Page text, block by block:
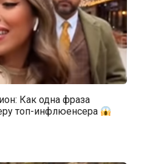
Как одна фраза
топ-инфлюенсера